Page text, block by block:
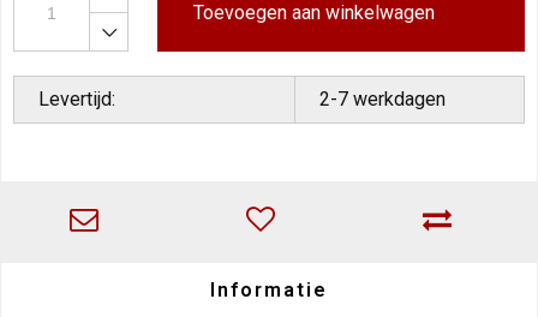
Toevoegen aan winkelwagen
Levertijd: 2-7 werkdagen
Informatie